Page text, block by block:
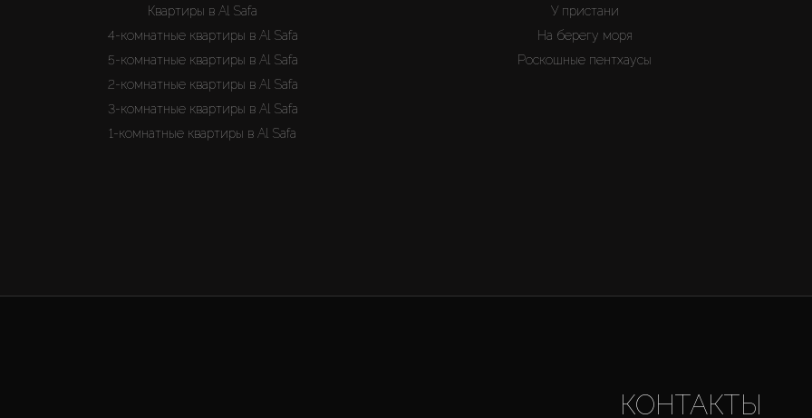
Квартиры в Al Safa
4-комнатные квартиры в Al Safa
5-комнатные квартиры в Al Safa
2-комнатные квартиры в Al Safa
3-комнатные квартиры в Al Safa
1-комнатные квартиры в Al Safa
У пристани
На берегу моря
Роскошные пентхаусы
КОНТАКТЫ